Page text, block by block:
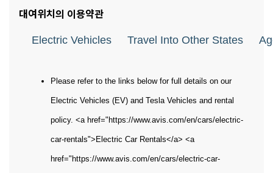
대여위치의 이용약관
Electric Vehicles Travel Into Other States
Please refer to the links below for full details on our
Electric Vehicles (EV) and Tesla Vehicles and rental
policy. <a href="https://www.avis.com/en/cars/electric-
car-rentals">Electric Car Rentals</a> <a
href="https://www.avis.com/en/cars/electric-car-